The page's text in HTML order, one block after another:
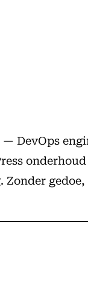
DevOps